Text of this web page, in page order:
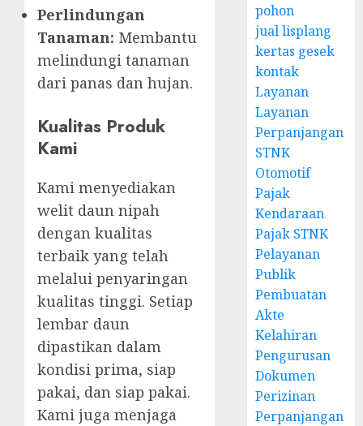
Perlindungan
Tanaman: Membantu
melindungi tanaman
dari panas dan hujan.
Kualitas Produk
Kami
Kami menyediakan
welit daun nipah
dengan kualitas
terbaik yang telah
melalui penyaringan
kualitas tinggi. Setiap
lembar daun
dipastikan dalam
kondisi prima, siap
pakai, dan siap pakai.
Kami juga menjaga
pohon
jual lisplang
kertas gesek
kontak
Layanan
Layanan
Perpanjangan
STNK
Otomotif
Pajak
Kendaraan
Pajak STNK
Pelayanan
Publik
Pembuatan
Akte
Kelahiran
Pengurusan
Dokumen
Perizinan
Perpanjangan